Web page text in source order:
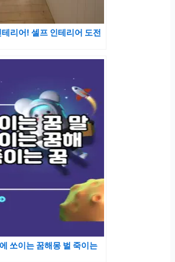
리어! 셀프 인테리어 도전
쏘이는 꿈해몽 벌 죽이는